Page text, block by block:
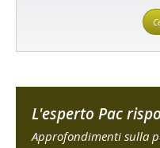
L'esperto Pac
Approfondimenti sulla